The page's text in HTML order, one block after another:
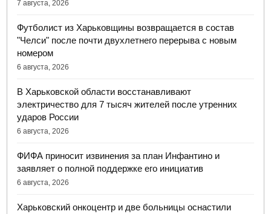
7 августа, 2026
Футболист из Харьковщины возвращается в состав
"Челси" после почти двухлетнего перерыва с новым
номером
6 августа, 2026
В Харьковской области восстанавливают
электричество для 7 тысяч жителей после утренних
ударов России
6 августа, 2026
ФИФА приносит извинения за план Инфантино и
заявляет о полной поддержке его инициатив
6 августа, 2026
Харьковский онкоцентр и две больницы оснастили